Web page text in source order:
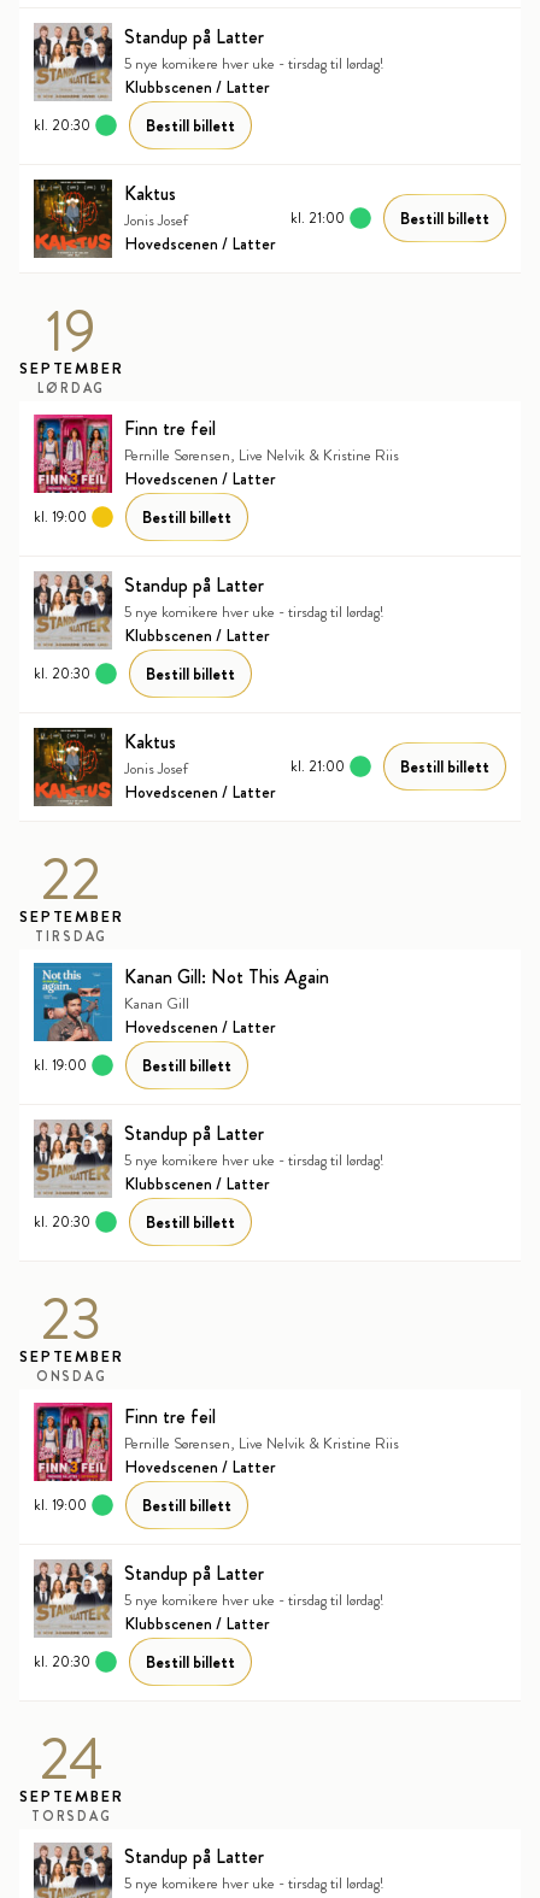
Standup på Latter
5 nye komikere hver uke - tirsdag til lørdag!
Klubbscenen / Latter
kl. 20:30 Bestill billett
Kaktus
Jonis Josef
Hovedscenen / Latter
kl. 21:00 Bestill billett
19
SEPTEMBER
LØRDAG
Finn tre feil
Pernille Sørensen, Live Nelvik & Kristine Riis
Hovedscenen / Latter
kl. 19:00 Bestill billett
Standup på Latter
5 nye komikere hver uke - tirsdag til lørdag!
Klubbscenen / Latter
kl. 20:30 Bestill billett
Kaktus
Jonis Josef
Hovedscenen / Latter
kl. 21:00 Bestill billett
22
SEPTEMBER
TIRSDAG
Kanan Gill: Not This Again
Kanan Gill
Hovedscenen / Latter
kl. 19:00 Bestill billett
Standup på Latter
5 nye komikere hver uke - tirsdag til lørdag!
Klubbscenen / Latter
kl. 20:30 Bestill billett
23
SEPTEMBER
ONSDAG
Finn tre feil
Pernille Sørensen, Live Nelvik & Kristine Riis
Hovedscenen / Latter
kl. 19:00 Bestill billett
Standup på Latter
5 nye komikere hver uke - tirsdag til lørdag!
Klubbscenen / Latter
kl. 20:30 Bestill billett
24
SEPTEMBER
TORSDAG
Standup på Latter
5 nye komikere hver uke - tirsdag til lørdag!